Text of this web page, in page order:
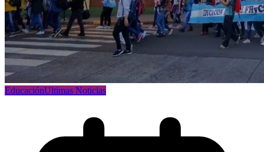
EducaciónUltimas Noticias